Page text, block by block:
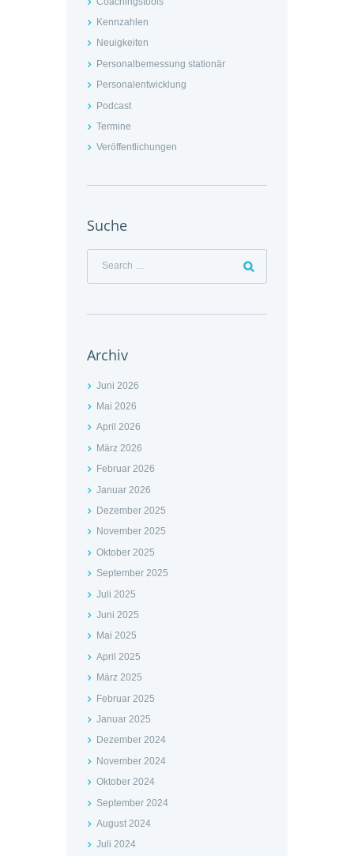
Kennzahlen
Neuigkeiten
Personalbemessung stationär
Personalentwicklung
Podcast
Termine
Veröffentlichungen
Suche
Archiv
Juni 2026
Mai 2026
April 2026
März 2026
Februar 2026
Januar 2026
Dezember 2025
November 2025
Oktober 2025
September 2025
Juli 2025
Juni 2025
Mai 2025
April 2025
März 2025
Februar 2025
Januar 2025
Dezember 2024
November 2024
Oktober 2024
September 2024
August 2024
Juli 2024